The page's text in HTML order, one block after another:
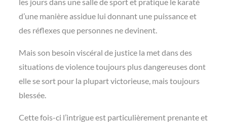
d’une manière assidue lui donnant une puissance et
des réflexes que personnes ne devinent.
Mais son besoin viscéral de justice la met dans des
situations de violence toujours plus dangereuses dont
elle se sort pour la plupart victorieuse, mais toujours
blessée.
Cette fois-ci l’intrigue est particulièrement prenante et